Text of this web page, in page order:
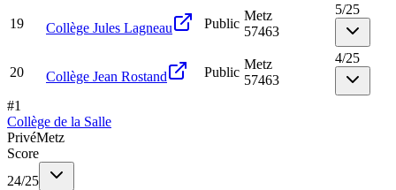
19 Collège Jules Lagneau Public
Metz
57463
5/25
20 Collège Jean Rostand Public
Metz
57463
4/25
#1
Collège de la Salle
PrivéMetz
Score
24/25